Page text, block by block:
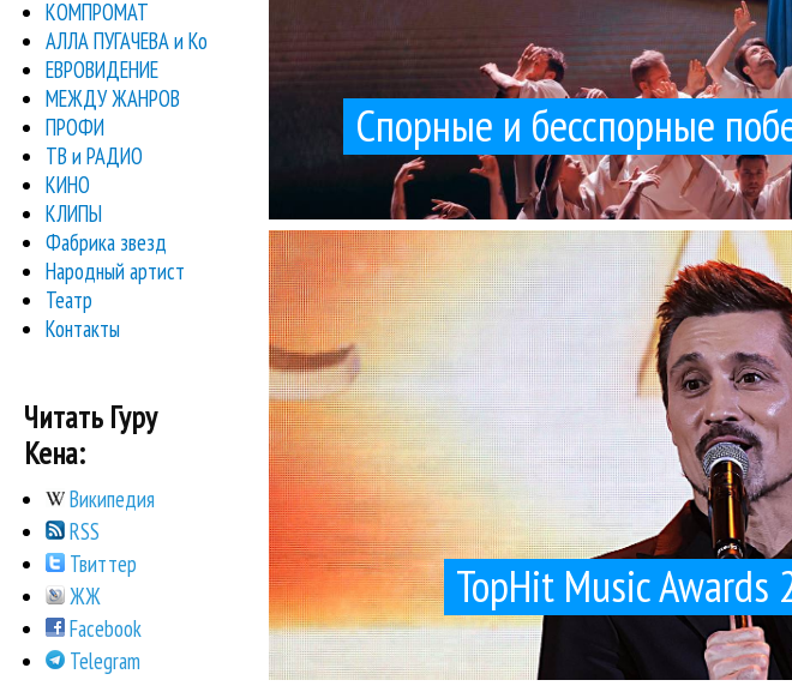
Спорные и бесспорные
TopHit Music Awards
TopHit Music Awards 2025
25
Artik и Asti Niletto TopHit Zivert Гуру Кен
На днях прочитал любопытное высказывание. «Еще
Но если сравнить топы чартов, совпадения
КОМПРОМАТ
АЛЛА ПУГАЧЕВА и Ко
ЕВРОВИДЕНИЕ
МЕЖДУ ЖАНРОВ
ПРОФИ
ТВ и РАДИО
КИНО
КЛИПЫ
Фабрика звезд
Народный артист
Театр
Контакты
Читать Гуру
Кена:
Википедия
RSS
Твиттер
ЖЖ
Facebook
Telegram